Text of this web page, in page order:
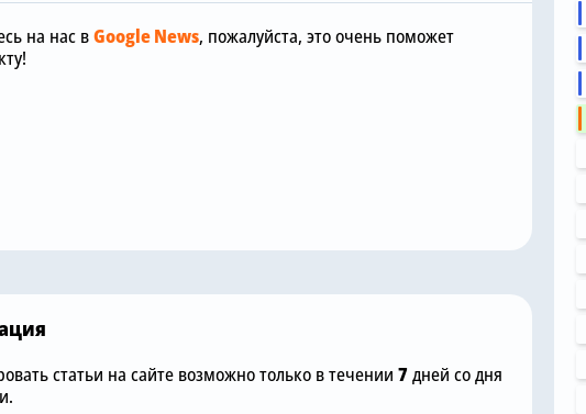
на нас вGoogle News, пожалуйста, это очень поможет
размере £75 млн за
статьи на сайте возможно только в течении 7дней со дня